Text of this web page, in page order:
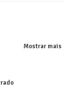
Mostrar mais